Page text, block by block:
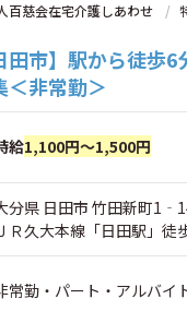
百慈会在宅介護しあわせ
田市】駅から徒歩
＜非常勤＞
給1,100円～1,500円
分県 日田市 竹田新町
Ｒ久大本線「日田駅」徒
常勤・パート・アルバイ